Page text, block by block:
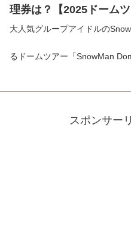
理券は？【2025ドームツ
大人気グループアイドルの
この秋
るドームツアー「SnowMan
スポンサー